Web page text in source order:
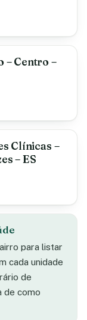
– Centro –
Clínicas –
– ES
para listar
cada unidade
de
de como